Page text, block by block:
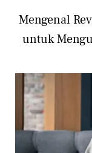
Mengenal
untuk